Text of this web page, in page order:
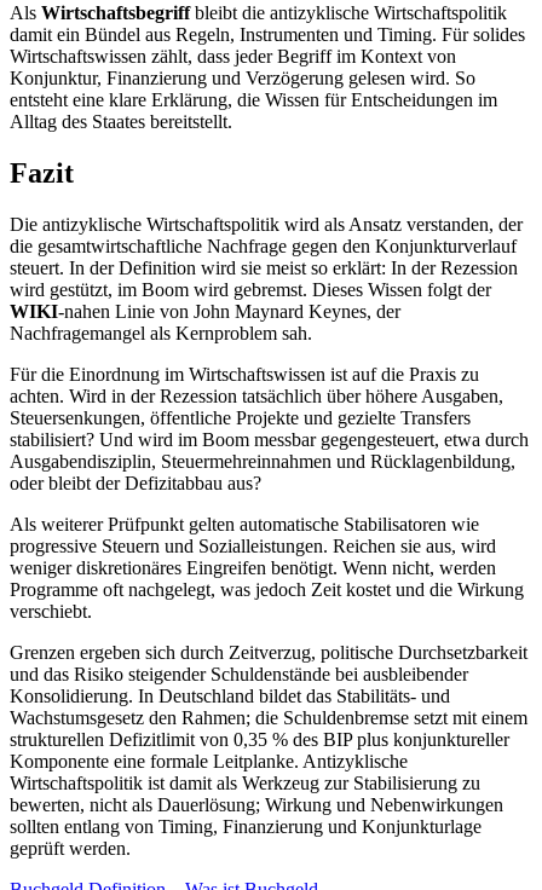
Als Wirtschaftsbegriffbleibt die antizyklische Wirtschaftspolitik
damit ein Bündel aus Regeln, Instrumenten und Timing. Für solides
Wirtschaftswissen zählt, dass jeder Begriff im Kontext von
Konjunktur, Finanzierung und Verzögerung gelesen wird. So
entsteht eine klare Erklärung, die Wissen für Entscheidungen im
Alltag des Staates bereitstellt.
Fazit
Die antizyklische Wirtschaftspolitik wird als Ansatz verstanden, der
die gesamtwirtschaftliche Nachfrage gegen den Konjunkturverlauf
steuert. In der Definition wird sie meist so erklärt: In der Rezession
wird gestützt, im Boom wird gebremst. Dieses Wissen folgt der
WIKI-nahen Linie von John Maynard Keynes, der
Nachfragemangel als Kernproblem sah.
Für die Einordnung im Wirtschaftswissen ist auf die Praxis zu
achten. Wird in der Rezession tatsächlich über höhere Ausgaben,
Steuersenkungen, öffentliche Projekte und gezielte Transfers
stabilisiert? Und wird im Boom messbar gegengesteuert, etwa durch
Ausgabendisziplin, Steuermehreinnahmen und Rücklagenbildung,
oder bleibt der Defizitabbau aus?
Als weiterer Prüfpunkt gelten automatische Stabilisatoren wie
progressive Steuern und Sozialleistungen. Reichen sie aus, wird
weniger diskretionäres Eingreifen benötigt. Wenn nicht, werden
Programme oft nachgelegt, was jedoch Zeit kostet und die Wirkung
verschiebt.
Grenzen ergeben sich durch Zeitverzug, politische Durchsetzbarkeit
und das Risiko steigender Schuldenstände bei ausbleibender
Konsolidierung. In Deutschland bildet das Stabilitäts- und
Wachstumsgesetz den Rahmen; die Schuldenbremse setzt mit einem
strukturellen Defizitlimit von 0,35 % des BIP plus konjunktureller
Komponente eine formale Leitplanke. Antizyklische
Wirtschaftspolitik ist damit als Werkzeug zur Stabilisierung zu
bewerten, nicht als Dauerlösung; Wirkung und Nebenwirkungen
sollten entlang von Timing, Finanzierung und Konjunkturlage
geprüft werden.